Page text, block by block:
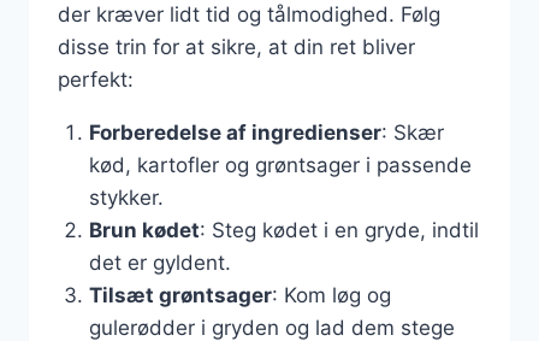
der kræver lidt tid og tålmodighed. Følg
disse trin for at sikre, at din ret bliver
perfekt:
Forberedelse af ingredienser: Skær
kød, kartofler og grøntsager i passende
stykker.
Brun kødet: Steg kødet i en gryde, indtil
det er gyldent.
Tilsæt grøntsager: Kom løg og
gulerødder i gryden og lad dem stege